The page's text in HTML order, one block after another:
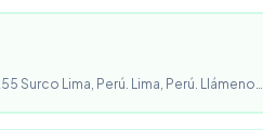
Surco Lima, Perú. Lima, Perú. Llámeno…